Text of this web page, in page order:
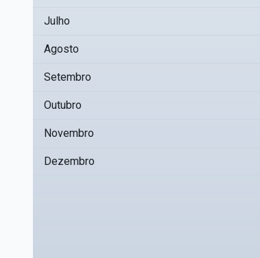
Julho
Agosto
Setembro
Outubro
Novembro
Dezembro